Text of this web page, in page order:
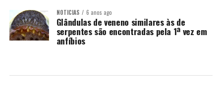
NOTÍCIAS 6 anos ago
Glândulas de veneno similares às de
serpentes são encontradas pela 1ª vez em
anfíbios